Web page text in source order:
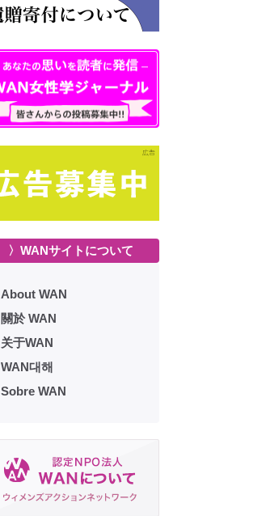
シャキット情報 136-140号
〉WANサイトについて
About WAN
關於 WAN
关于WAN
WAN대해
Sobre WAN